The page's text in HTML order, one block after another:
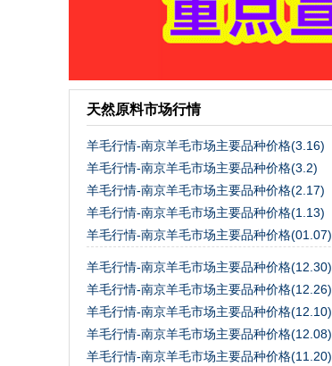
天然原料市场行情
羊毛行情-南京羊毛市场主要品种价格(3.16)
羊毛行情-南京羊毛市场主要品种价格(3.2)
羊毛行情-南京羊毛市场主要品种价格(2.17)
羊毛行情-南京羊毛市场主要品种价格(1.13)
羊毛行情-南京羊毛市场主要品种价格(01.07)
羊毛行情-南京羊毛市场主要品种价格(12.30)
羊毛行情-南京羊毛市场主要品种价格(12.26)
羊毛行情-南京羊毛市场主要品种价格(12.10)
羊毛行情-南京羊毛市场主要品种价格(12.08)
羊毛行情-南京羊毛市场主要品种价格(11.20)